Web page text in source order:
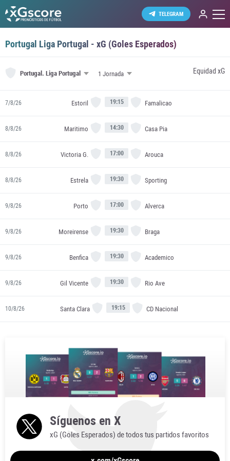
TELEGRAM
Portugal Liga Portugal - xG (Goles Esperados)
Portugal. Liga Portugal Equidad xG
7/8/26 Estoril 19:15 Famalicao
8/8/26 Maritimo 14:30 Casa Pia
8/8/26 Victoria G. 17:00 Arouca
8/8/26 Estrela 19:30 Sporting
9/8/26 Porto 17:00 Alverca
9/8/26 Moreirense 19:30 Braga
9/8/26 Benfica 19:30 Academico
9/8/26 Gil Vicente 19:30 Rio Ave
10/8/26 Santa Clara 19:15 CD Nacional
Síguenos en X
xG (Goles Esperados) de todos tus partidos favoritos